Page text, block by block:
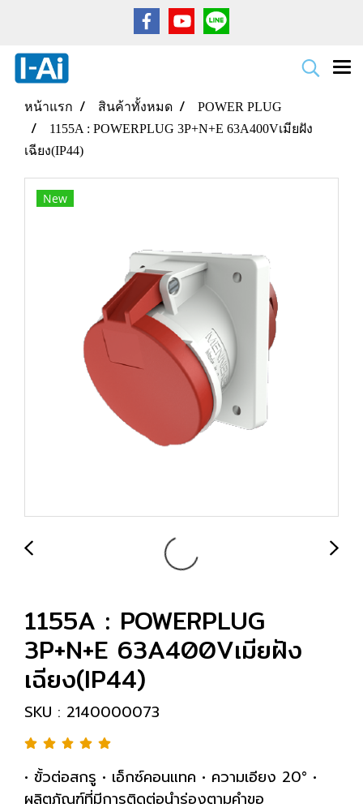
หน้าแรก สินค้าทั้งหมด
POWER PLUG
1155A : POWERPLUG 3P+N+E 63A400Vเมียฝัง
เฉียง(IP44)
New
1155A : POWERPLUG
3P+N+E 63A400Vเมียฝัง
เฉียง(IP44)
SKU : 2140000073
• ขั้วต่อสกรู • เอ็กซ์คอนแทค • ความเอียง 20° •
ผลิตภัณฑ์ที่มีการติดต่อนำร่องตามคำขอ